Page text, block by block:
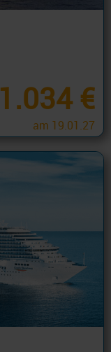
1.034 €
am 19.01.27